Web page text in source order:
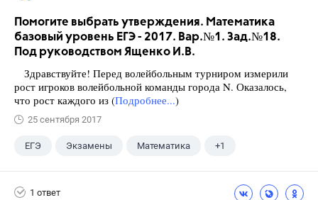
Помогите выбрать утверждения. Математика
базовый уровень ЕГЭ - 2017. Вар.№1. Зад.№18.
Под руководством Ященко И.В.
Здравствуйте! Перед волейбольным турниром измерили
рост игроков волейбольной команды города N. Оказалось,
что рост каждого из (Подробнее...)
25 сентября 2017
ЕГЭ Экзамены Математика +1
1 ответ